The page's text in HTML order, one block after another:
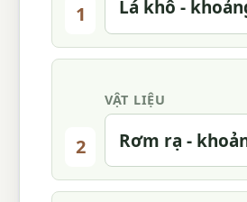
1
2
VẬT LIỆU